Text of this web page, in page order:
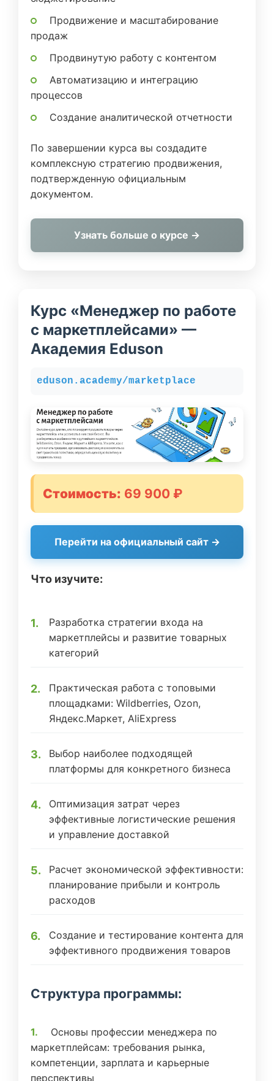
Продвижение и масштабирование
продаж
Продвинутую работу с контентом
Автоматизацию и интеграцию
процессов
Создание аналитической отчетности
По завершении курса вы создадите
комплексную стратегию продвижения,
подтвержденную официальным
документом.
Узнать больше о курсе →
Курс «Менеджер по работе
с маркетплейсами» —
Академия Eduson
eduson.academy/marketplace
Стоимость: 69 900 ₽
Перейти на официальный сайт →
Что изучите:
Разработка стратегии входа на
маркетплейсы и развитие товарных
категорий
Практическая работа с топовыми
площадками: Wildberries, Ozon,
Яндекс.Маркет, AliExpress
Выбор наиболее подходящей
платформы для конкретного бизнеса
Оптимизация затрат через
эффективные логистические решения
и управление доставкой
Расчет экономической эффективности:
планирование прибыли и контроль
расходов
Создание и тестирование контента для
эффективного продвижения товаров
Структура программы:
Основы профессии менеджера по
маркетплейсам: требования рынка,
компетенции, зарплата и карьерные
перспективы